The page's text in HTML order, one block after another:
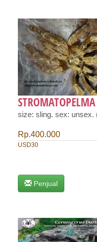
size: sling. sex: unsex.
Rp.400.000
USD30
Penjual